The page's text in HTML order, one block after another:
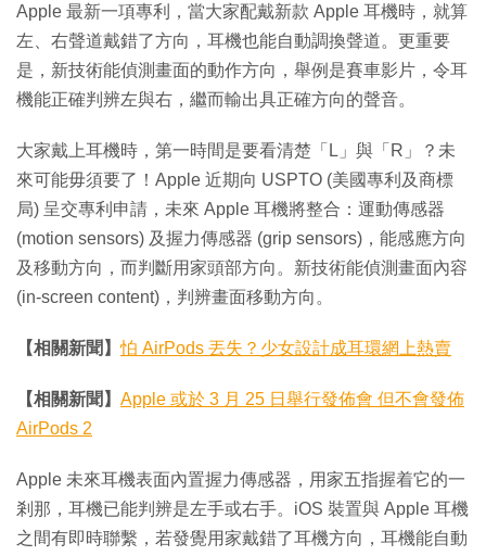
Apple 最新一項專利，當大家配戴新款 Apple 耳機時，就算
左、右聲道戴錯了方向，耳機也能自動調換聲道。更重要
是，新技術能偵測畫面的動作方向，舉例是賽車影片，令耳
機能正確判辨左與右，繼而輸出具正確方向的聲音。
大家戴上耳機時，第一時間是要看清楚「L」與「R」？未
來可能毋須要了！Apple 近期向 USPTO (美國專利及商標
局) 呈交專利申請，未來 Apple 耳機將整合：運動傳感器
(motion sensors) 及握力傳感器 (grip sensors)，能感應方向
及移動方向，而判斷用家頭部方向。新技術能偵測畫面內容
(in-screen content)，判辨畫面移動方向。
【相關新聞】怕 AirPods 丟失？少女設計成耳環網上熱賣
【相關新聞】 Apple 或於 3 月 25 日舉行發佈會 但不會發佈
AirPods 2
Apple 未來耳機表面內置握力傳感器，用家五指握着它的一
剎那，耳機已能判辨是左手或右手。iOS 裝置與 Apple 耳機
之間有即時聯繫，若發覺用家戴錯了耳機方向，耳機能自動